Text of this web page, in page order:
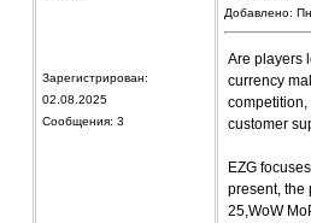
Зарегистрирован:
02.08.2025
Сообщения: 3
Добавлено:
Are players
currency
customer
EZG
present, the
25,WoW